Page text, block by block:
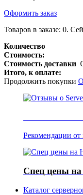
Оформить заказ
Товаров в заказе: 0.
Количество
Стоимость:
Стоимость доставки
Итого, к оплате:
Продолжить покупки
Рекомендации от
Спец цены
Каталог